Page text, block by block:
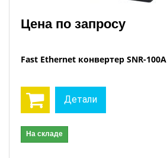
Цена по запросу
Fast Ethernet конвертер SNR-100A
Детали
На складе